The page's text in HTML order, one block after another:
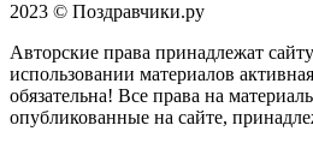
2023 © Поздравчики.ру
Авторские права принадлежат
использовании материалов
обязательна! Все права на
опубликованные на сайте,